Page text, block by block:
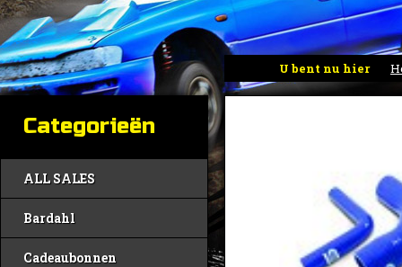
U bent nu hier
Categorieën
ALL SALES
Bardahl
Cadeaubonnen